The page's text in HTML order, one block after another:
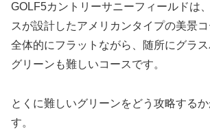
GOLF5カントリーサニーフィールドは
スが設計したアメリカンタイプの美景コ
全体的にフラットながら、随所にグラス
グリーンも難しいコースです。
とくに難しいグリーンをどう攻略する
す。